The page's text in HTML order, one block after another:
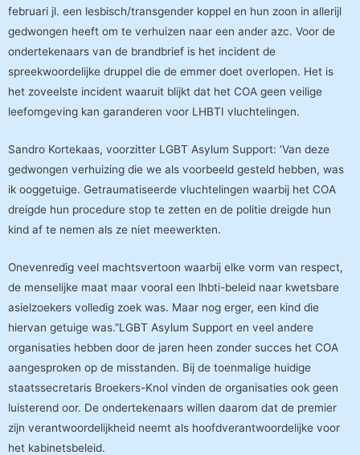
februari jl. een lesbisch/transgender koppel en hun zoon in allerijl
gedwongen heeft om te verhuizen naar een ander azc. Voor de
ondertekenaars van de brandbrief is het incident de
spreekwoordelijke druppel die de emmer doet overlopen. Het is
het zoveelste incident waaruit blijkt dat het COA geen veilige
leefomgeving kan garanderen voor LHBTI vluchtelingen.
Sandro Kortekaas, voorzitter LGBT Asylum Support: ‘Van deze
gedwongen verhuizing die we als voorbeeld gesteld hebben, was
ik ooggetuige. Getraumatiseerde vluchtelingen waarbij het COA
dreigde hun procedure stop te zetten en de politie dreigde hun
kind af te nemen als ze niet meewerkten.
Onevenredig veel machtsvertoon waarbij elke vorm van respect,
de menselijke maat maar vooral een lhbti-beleid naar kwetsbare
asielzoekers volledig zoek was. Maar nog erger, een kind die
hiervan getuige was.”LGBT Asylum Support en veel andere
organisaties hebben door de jaren heen zonder succes het COA
aangesproken op de misstanden. Bij de toenmalige huidige
staatssecretaris Broekers-Knol vinden de organisaties ook geen
luisterend oor. De ondertekenaars willen daarom dat de premier
zijn verantwoordelijkheid neemt als hoofdverantwoordelijke voor
het kabinetsbeleid.